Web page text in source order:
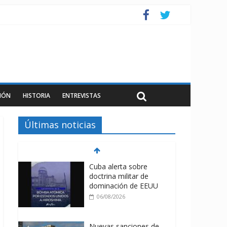
HISTORIA ENTREVISTAS
Últimas noticias
Cuba alerta sobre
doctrina militar de
dominación de EEUU
06/08/2026